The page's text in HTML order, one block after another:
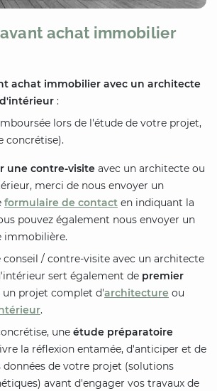
achat immobilier
achat immobilier avec un architecte
:
lors de l'étude de votre projet,
concrétise).
une contre-visite avec un architecte ou
merci de nous envoyer un
formulaire de contact en indiquant la
pouvez également nous envoyer un
immobilière.
conseil / contre-visite avec un architecte
sert également de premier
un projet complet d'architecture ou
.
une étude préparatoire
la réflexion entamée, d'anticiper et de
de votre projet (solutions
avant d'engager vos travaux de